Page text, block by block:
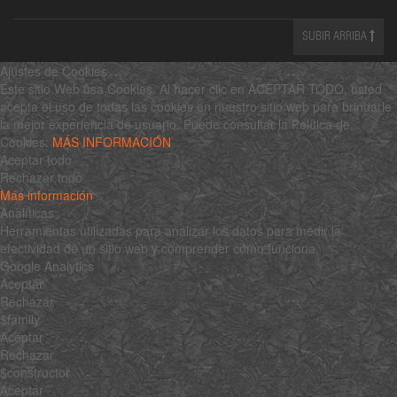
SUBIR ARRIBA
Ajustes de Cookies
Este sitio Web usa Cookies. Al hacer clic en ACEPTAR TODO, usted
acepta el uso de todas las cookies en nuestro sitio web para brindarle
la mejor experiencia de usuario. Puede consultar la Política de
Cookies: MÁS INFORMACIÓN
Aceptar todo
Rechazar todo
Más información
Analíticas
Herramientas utilizadas para analizar los datos para medir la
efectividad de un sitio web y comprender cómo funciona.
Google Analytics
Aceptar
Rechazar
$family
Aceptar
Rechazar
$constructor
Aceptar